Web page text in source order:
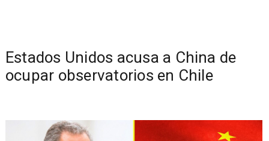
Estados Unidos acusa a China de
ocupar observatorios en Chile